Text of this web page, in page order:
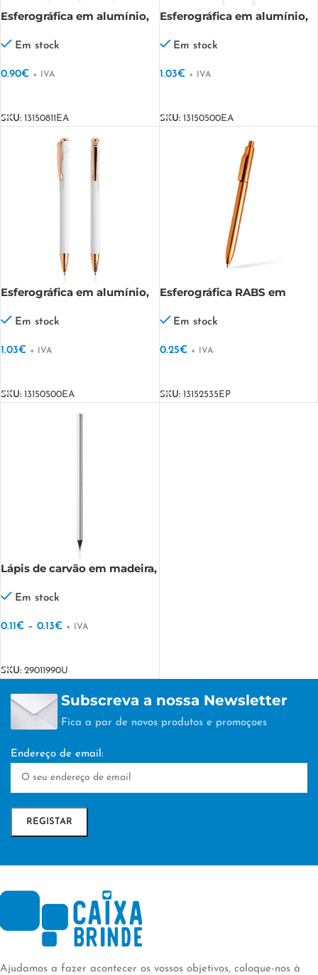
Esferográfica em alumínio,
Em stock
0.90€ + IVA
SKU: 13150811EA
Esferográfica em alumínio,
Em stock
1.03€ + IVA
SKU: 13150500EA
Esferográfica em alumínio,
Em stock
1.03€ + IVA
SKU: 13150500EA
Esferográfica RABS em
Em stock
0.25€ + IVA
SKU: 13152535EP
Lápis de carvão em madeira,
Em stock
0.11€ – 0.13€ + IVA
SKU: 29011990U
Subscreva a nossa Newsletter
Fica a par de novos produtos e promoçoes
Endereço de email:
Ajudamos a fazer acontecer os vossos objetivos, coloque-nos à